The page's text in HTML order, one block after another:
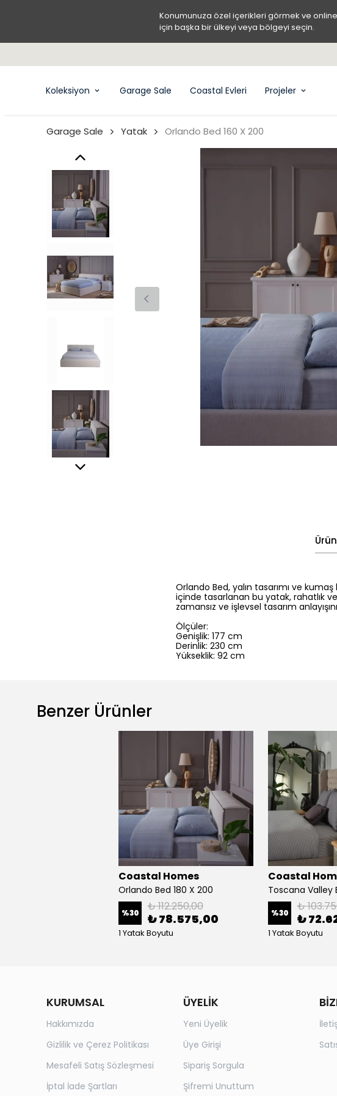
Konumunuza özel içerikleri görmek ve
için başka bir ülkeyi veya bölgeyi seçin.
Koleksiyon Garage Sale Coastal Evleri Projeler
Garage Sale Yatak Orlando Bed 160 X 200
Orlando Bed, yalın tasarımı ve
içinde tasarlanan bu yatak, rahatlık
zamansız ve işlevsel tasarım
Ölçüler:
Genişlik: 177 cm
Derinlik: 230 cm
Yükseklik: 92 cm
Benzer Ürünler
Coastal Homes
Orlando Bed 180 X 200
%30 ₺ 112.250,00
₺ 78.575,00
1 Yatak Boyutu
Coastal
Toscana Valley
%30 ₺
₺
1 Yatak Boyutu
KURUMSAL
Hakkımızda
Gizlilik ve Çerez Politikası
Mesafeli Satış Sözleşmesi
İptal İade Şartları
ÜYELİK
Yeni Üyelik
Üye Girişi
Sipariş Sorgula
Şifremi Unuttum